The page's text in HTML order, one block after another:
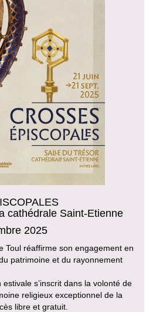
cathédrale Saint-Etienne
2025
Toul réaffirme son engagement en
patrimoine et du rayonnement
s’inscrit dans la volonté de
religieux exceptionnel de la
libre et gratuit.